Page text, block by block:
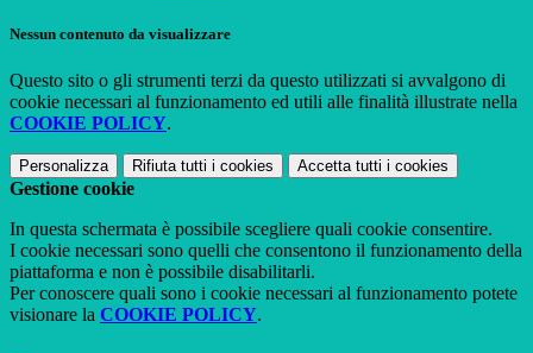
Nessun contenuto da visualizzare
Questo sito o gli strumenti terzi da questo utilizzati si avvalgono di
cookie necessari al funzionamento ed utili alle finalità illustrate nella
COOKIE POLICY.
Personalizza Rifiuta tutti i cookies Accetta tutti i cookies
Gestione cookie
In questa schermata è possibile scegliere quali cookie consentire.
I cookie necessari sono quelli che consentono il funzionamento della
piattaforma e non è possibile disabilitarli.
Per conoscere quali sono i cookie necessari al funzionamento potete
visionare la COOKIE POLICY.